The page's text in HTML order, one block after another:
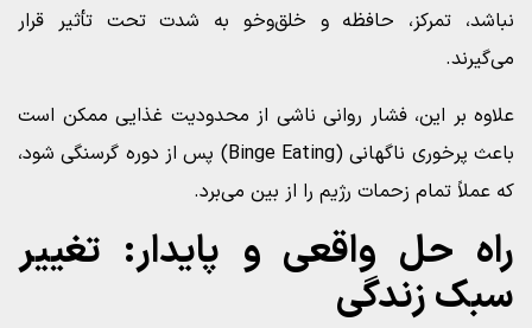
نباشد، تمرکز، حافظه و خلق‌و‌خو به شدت تحت تأثیر قرار
می‌گیرند.
علاوه بر این، فشار روانی ناشی از محدودیت غذایی ممکن است
باعث پرخوری ناگهانی (Binge Eating) پس از دوره گرسنگی شود،
که عملاً تمام زحمات رژیم را از بین می‌برد.
راه‌ حل واقعی و پایدار: تغییر
سبک زندگی